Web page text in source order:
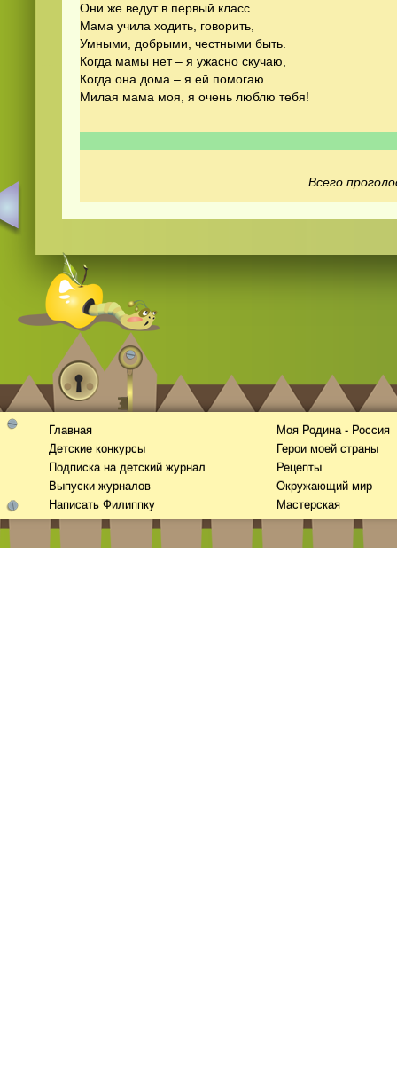
Они же ведут в первый класс.
Мама учила ходить, говорить,
Умными, добрыми, честными быть.
Когда мамы нет – я ужасно скучаю,
Когда она дома – я ей помогаю.
Милая мама моя, я очень люблю тебя!
Всего
Главная
Детские конкурсы
Подписка на детский журнал
Выпуски журналов
Написать Филиппку
Моя Родина - Россия
Герои моей страны
Рецепты
Окружающий мир
Мастерская
Смотретьвидеоонлайн